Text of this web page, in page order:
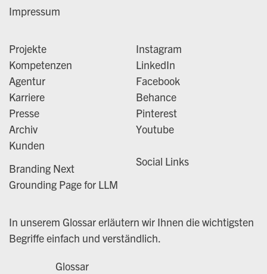
Impressum
Projekte
Kompetenzen
Agentur
Karriere
Presse
Archiv
Kunden
Branding Next
Grounding Page for LLM
Instagram
LinkedIn
Facebook
Behance
Pinterest
Youtube
Social Links
In unserem Glossar erläutern wir Ihnen die wichtigsten
Begriffe einfach und verständlich.
Glossar